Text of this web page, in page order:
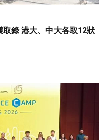
取錄 港大、中大各取12狀